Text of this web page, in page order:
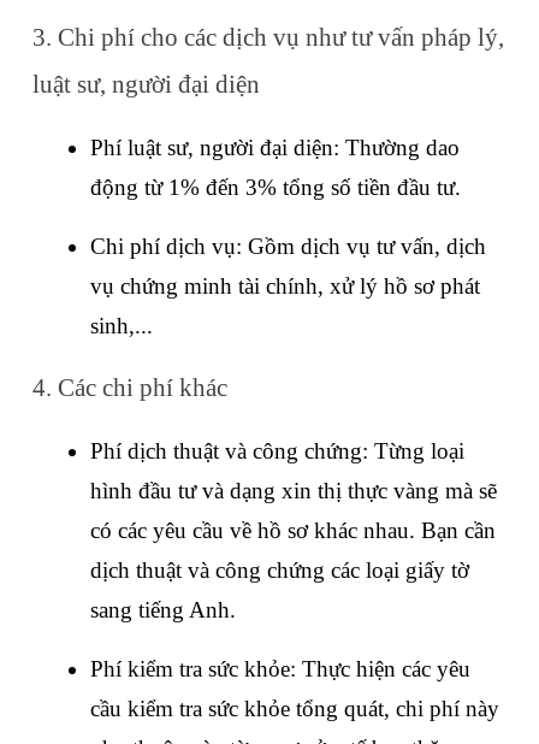
3. Chi phí cho các dịch vụ như tư vấn pháp lý,
luật sư, người đại diện
Phí luật sư, người đại diện: Thường dao
động từ 1% đến 3% tổng số tiền đầu tư.
Chi phí dịch vụ: Gồm dịch vụ tư vấn, dịch
vụ chứng minh tài chính, xử lý hồ sơ phát
sinh,...
4. Các chi phí khác
Phí dịch thuật và công chứng: Từng loại
hình đầu tư và dạng xin thị thực vàng mà sẽ
có các yêu cầu về hồ sơ khác nhau. Bạn cần
dịch thuật và công chứng các loại giấy tờ
sang tiếng Anh.
Phí kiểm tra sức khỏe: Thực hiện các yêu
cầu kiểm tra sức khỏe tổng quát, chi phí này